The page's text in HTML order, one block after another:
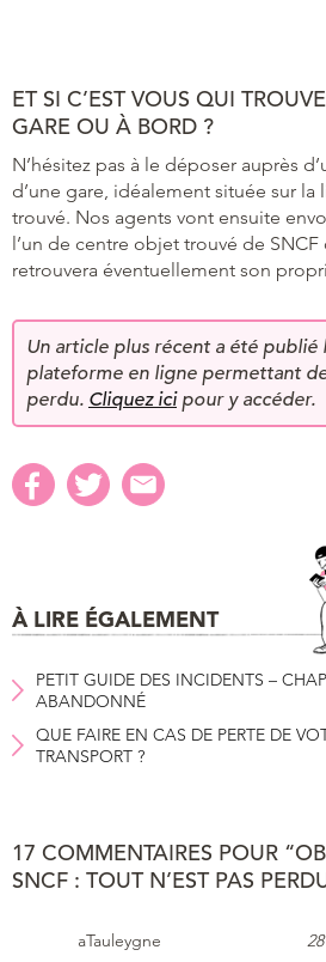
ET SI C’EST VOUS QUI
GARE OU À BORD ?
N’hésitez pas à le déposer auprès
d’une gare, idéalement située sur la
trouvé. Nos agents vont ensuite
l’un de centre objet trouvé de
retrouvera éventuellement son
Un article plus récent a été publié
plateforme en ligne permettant
perdu. Cliquez icipour y accéder.
À LIRE ÉGALEMENT
PETIT GUIDE DES INCIDENTS –
ABANDONNÉ
QUE FAIRE EN CAS DE PERTE DE
TRANSPORT ?
17 COMMENTAIRES POUR
SNCF : TOUT N’EST PAS
aTauleygne